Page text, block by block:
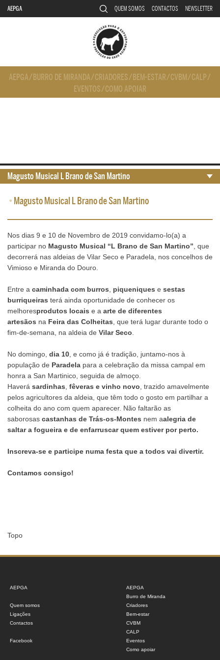
AEPGA QUEM SOMOS CONTACTOS NEWSLETTER
AEPGA/ BURRO DE MIRANDA/CRIADORES/ BEM-ESTAR/CVBM/CALP/
EVENTOS/COMO APOIAR
• Magusto Musical L Brano de San Martino
Nos dias 9 e 10 de Novembro de 2019 convidamo-lo(a) a
participar no Magusto Musical “L Brano de San Martino” , que
decorrerá nas aldeias de Vilar Seco e Paradela, nos concelhos de
Vimioso e Miranda do Douro.
Entre a caminhada com burros piqueniques e sestas
burriqueiras terá ainda oportunidade de conhecer os
melhoresprodutos locais e a arte de diferentes
artesãos na Feira das Colheitas , que terá lugar durante todo o
fim-de-semana, na aldeia de Vilar Seco
No domingo, dia 10 , e como já é tradição, juntamo-nos à
população de Paradela para a celebração da missa campal em
honra a San Martinico, seguida de almoço.
Haverá sardinhas fêveras e vinho novo , trazido amavelmente
pelos agricultores da aldeia, que têm todo o gosto em partilhar a
colheita do ano com quem aparecer. Não faltarão as
saborosas castanhas de Trás-os-Montes nem aalegria de
saltar a fogueira e de enfarruscar quem estiver por perto.
Inscreva-se e participe numa festa que a todos vai divertir.
Contamos consigo!
Topo
Magusto Musical L Brano de San Martino
AEPGA
Quem somos
Ligações
Contactos
Facebook
AEPGA
Burro de Miranda
Criadores
Bem-estar
CVBM
CALP
Eventos
Como apoiar